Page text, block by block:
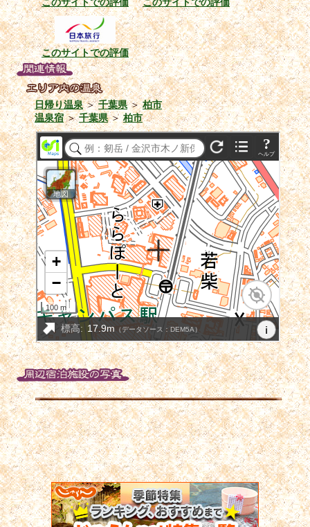
このサイトでの評価
日帰り温泉＞千葉県＞柏市
温泉宿＞千葉県＞柏市